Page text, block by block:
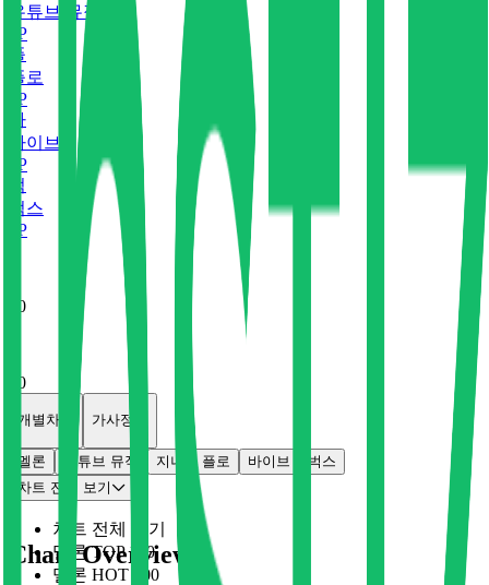
유튜브 뮤직
P
플
플로
P
바
바이브
P
벅
벅스
P
0
0
개별차트 가사정보
멜론 유튜브 뮤직 지니 플로 바이브
벅스
차트 전체 보기
차트 전체 보기
멜론 TOP 100
멜론 HOT 100
Chart Overview